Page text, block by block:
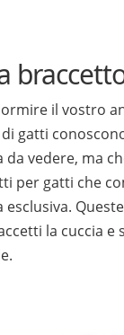
il vostro
gatti
vedere, ma
per gatti che
la cuccia e